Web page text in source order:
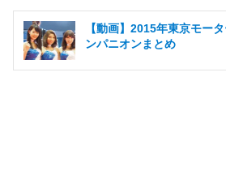
【動画】2015年東京モー
ンパニオンまとめ